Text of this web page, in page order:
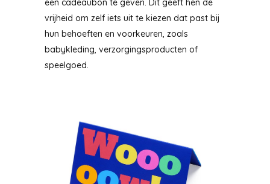
een cadeaubon te geven. Dit geeft hen de
vrijheid om zelf iets uit te kiezen dat past bij
hun behoeften en voorkeuren, zoals
babykleding, verzorgingsproducten of
speelgoed.